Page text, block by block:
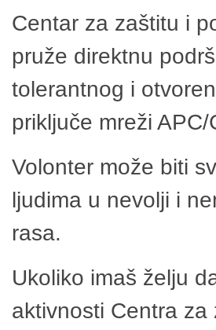
Centar za zaštitu i
pruže direktnu
tolerantnog i
priključe mreži
Volonter može biti
ljudima u nevolji i
rasa.
Ukoliko imaš želju
aktivnosti Centra